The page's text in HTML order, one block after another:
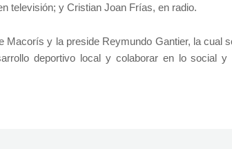
televisión; y Cristian Joan Frías, en radio.
Macorís y la preside Reymundo Gantier, la cual
deportivo local y colaborar en lo social y